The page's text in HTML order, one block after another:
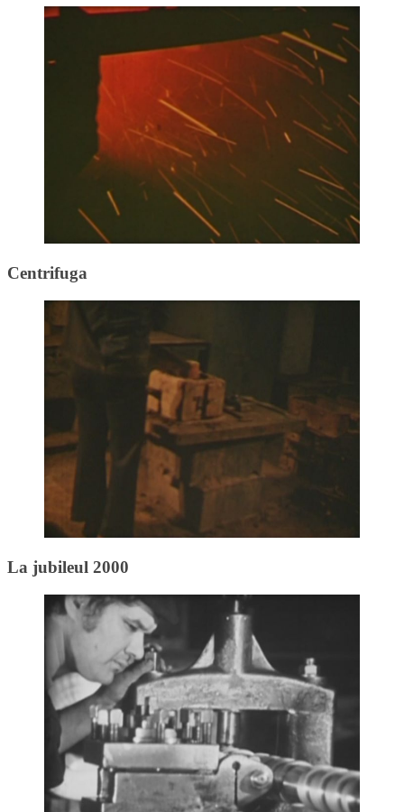
Centrifuga
La jubileul 2000